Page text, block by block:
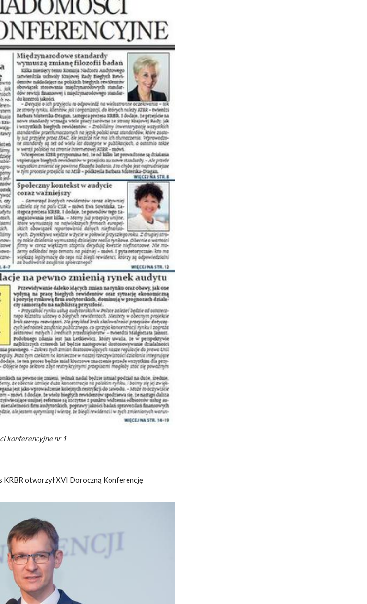
konferencyjne nr 1
KRBR otworzył XVI Doroczną Konferencję